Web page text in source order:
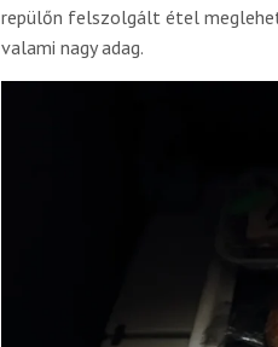
repülőn felszolgált étel
valami nagy adag.